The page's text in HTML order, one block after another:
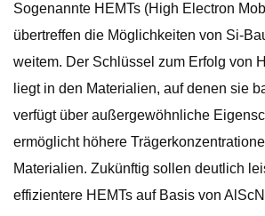
Sogenannte HEMTs (High Electron
übertreffen die Möglichkeiten von Si-
weitem. Der Schlüssel zum Erfolg von
liegt in den Materialien, auf denen sie
verfügt über außergewöhnliche
ermöglicht höhere
Materialien. Zukünftig sollen deutlich
effizientere HEMTs auf Basis von